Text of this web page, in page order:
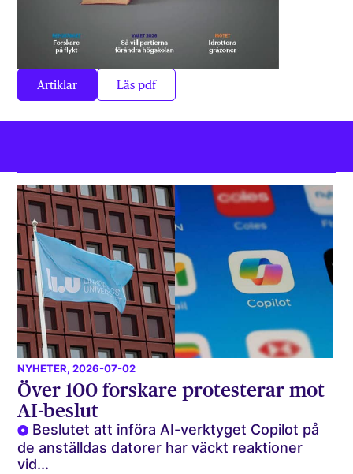
Artiklar Läs pdf
NYHETER, 2026-07-02
Över 100 forskare protesterar mot
AI-beslut
Beslutet att införa AI-verktyget Copilot på
de anställdas datorer har väckt reaktioner
vid...